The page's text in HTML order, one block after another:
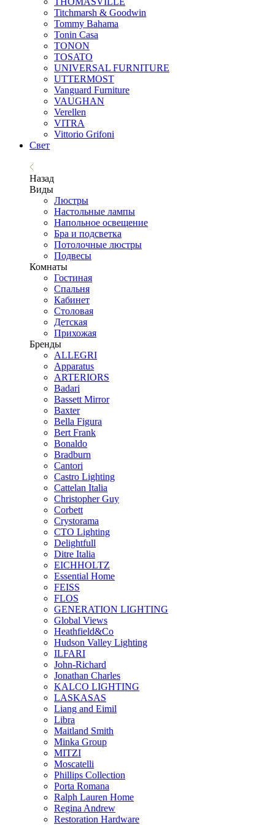
Titchmarsh & Goodwin
Tommy Bahama
Tonin Casa
TONON
TOSATO
UNIVERSAL FURNITURE
UTTERMOST
Vanguard Furniture
VAUGHAN
Verellen
VITRA
Vittorio Grifoni
Свет
Назад
Виды
Люстры
Настольные лампы
Напольное освещение
Бра и подсветка
Потолочные люстры
Подвесы
Комнаты
Гостиная
Спальня
Кабинет
Столовая
Детская
Прихожая
Бренды
ALLEGRI
Apparatus
ARTERIORS
Badari
Bassett Mirror
Baxter
Bella Figura
Bert Frank
Bonaldo
Bradburn
Cantori
Castro Lighting
Cattelan Italia
Christopher Guy
Corbett
Crystorama
CTO Lighting
Delightfull
Ditre Italia
EICHHOLTZ
Essential Home
FEISS
FLOS
GENERATION LIGHTING
Global Views
Heathfield&Co
Hudson Valley Lighting
ILFARI
John-Richard
Jonathan Charles
KALCO LIGHTING
LASKASAS
Liang and Eimil
Libra
Maitland Smith
Minka Group
MITZI
Moscatelli
Phillips Collection
Porta Romana
Ralph Lauren Home
Regina Andrew
Restoration Hardware